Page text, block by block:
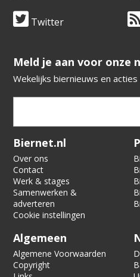
Twitter
​​​​​​​Meld je aan voor onze
Wekelijks biernieuws en acties
Verification code:
Biernet.nl
Over ons
Contact
Werk & stages
Samenwerken &
adverteren
Cookie instellingen
Algemeen
Algemene Voorwaarden
Copyright